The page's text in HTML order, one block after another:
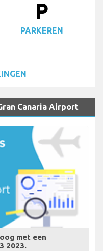
local_parking
PARKEREN
Canaria Airport
met een
2023.